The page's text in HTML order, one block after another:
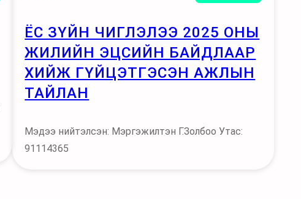
ЁС ЗҮЙН ЧИГЛЭЛЭЭ 2025 ОНЫ
ЖИЛИЙН ЭЦСИЙН БАЙДЛААР
ХИЙЖ ГҮЙЦЭТГЭСЭН АЖЛЫН
ТАЙЛАН
Мэдээ нийтэлсэн: Мэргэжилтэн Г.Золбоо Утас:
91114365